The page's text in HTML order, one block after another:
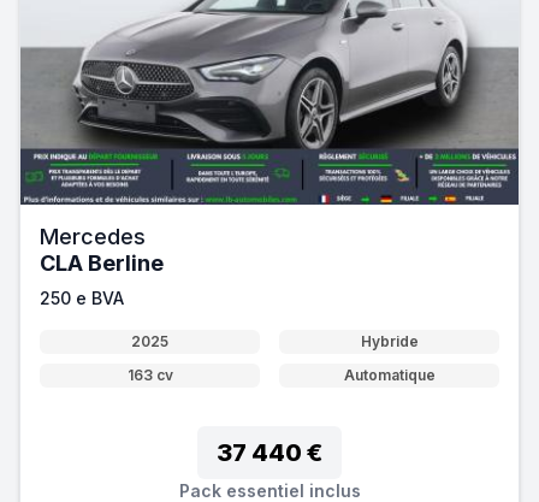
Mercedes
CLA Berline
250 e BVA
2025
Hybride
163 cv
Automatique
37 440 €
Pack essentiel inclus